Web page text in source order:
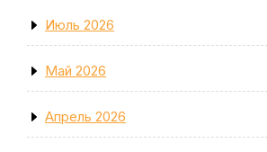
Июль 2026
Май 2026
Апрель 2026